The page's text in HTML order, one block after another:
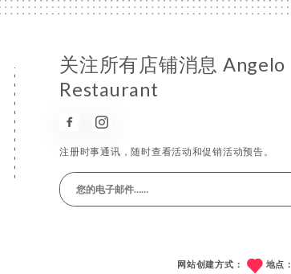
关注所有店铺消息 Angelo
Restaurant
注册时事通讯，随时查看活动和促销活动预告。
网站创建方式： 地点：